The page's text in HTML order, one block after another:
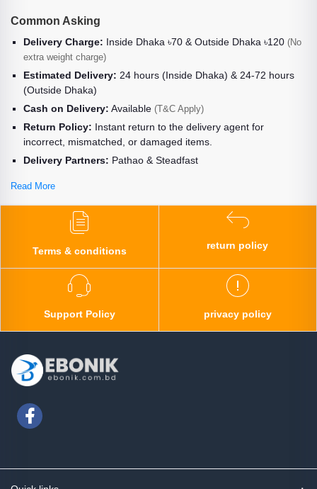
Common Asking
Delivery Charge: Inside Dhaka ৳70 & Outside Dhaka ৳120 (No
extra weight charge)
Estimated Delivery: 24 hours (Inside Dhaka) & 24-72 hours
(Outside Dhaka)
Cash on Delivery: Available (T&C Apply)
Return Policy: Instant return to the delivery agent for
incorrect, mismatched, or damaged items.
Delivery Partners: Pathao & Steadfast
Read More
Terms & conditions
return policy
Support Policy privacy policy